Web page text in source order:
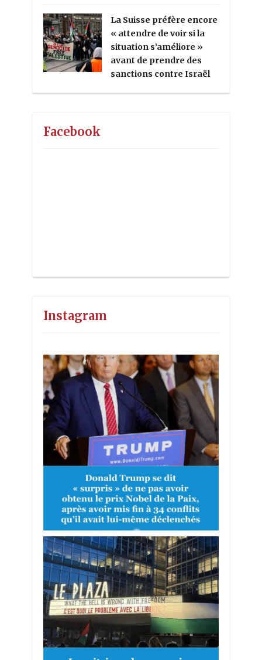
La Suisse préfère encore
« attendre de voir si la
situation s’améliore »
avant de prendre des
sanctions contre Israël
Facebook
Instagram